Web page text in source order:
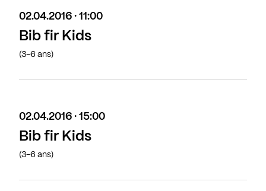
02.04.2016 · 11:00
Bib fir Kids
(3-6 ans)
02.04.2016 · 15:00
Bib fir Kids
(3-6 ans)